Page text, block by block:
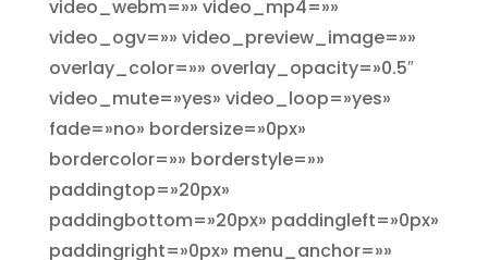
video_webm=»» video_mp4=»»
video_ogv=»» video_preview_image=»»
overlay_color=»» overlay_opacity=»0.5″
video_mute=»yes» video_loop=»yes»
fade=»no» bordersize=»0px»
bordercolor=»» borderstyle=»»
paddingtop=»20px»
paddingbottom=»20px» paddingleft=»0px»
paddingright=»0px» menu_anchor=»»